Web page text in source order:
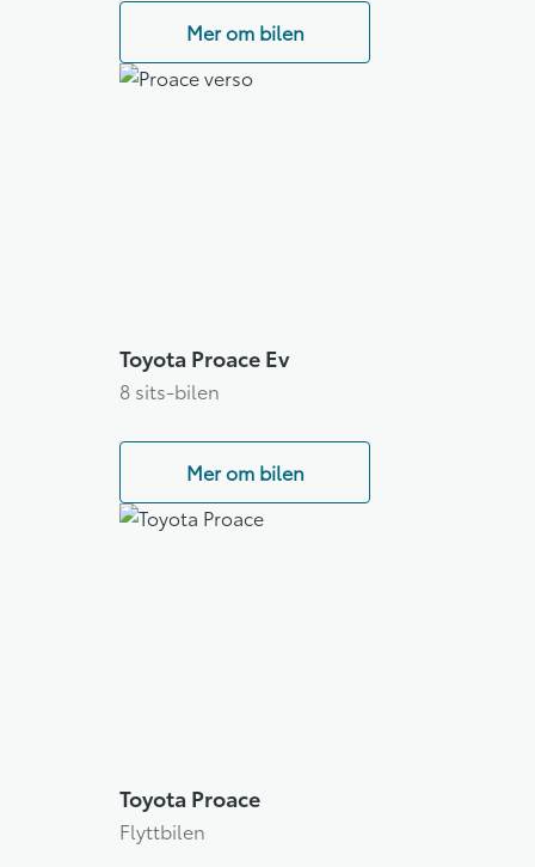
Mer om bilen
Toyota Proace Ev
8 sits-bilen
Mer om bilen
Toyota Proace
Flyttbilen